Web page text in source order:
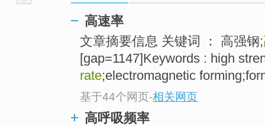
高速率
文章摘要信息 关键词 ： 高强钢;
[gap=1147]Keywords : high
rate;electromagnetic
基于44个网页-相关网页
高呼吸频率